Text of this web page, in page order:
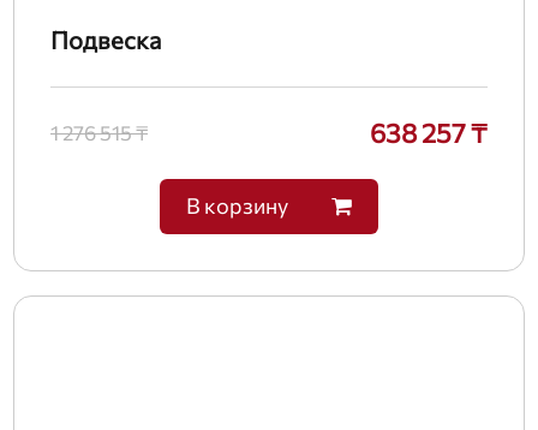
Подвеска
1 276 515 ₸ 638 257 ₸
В корзину